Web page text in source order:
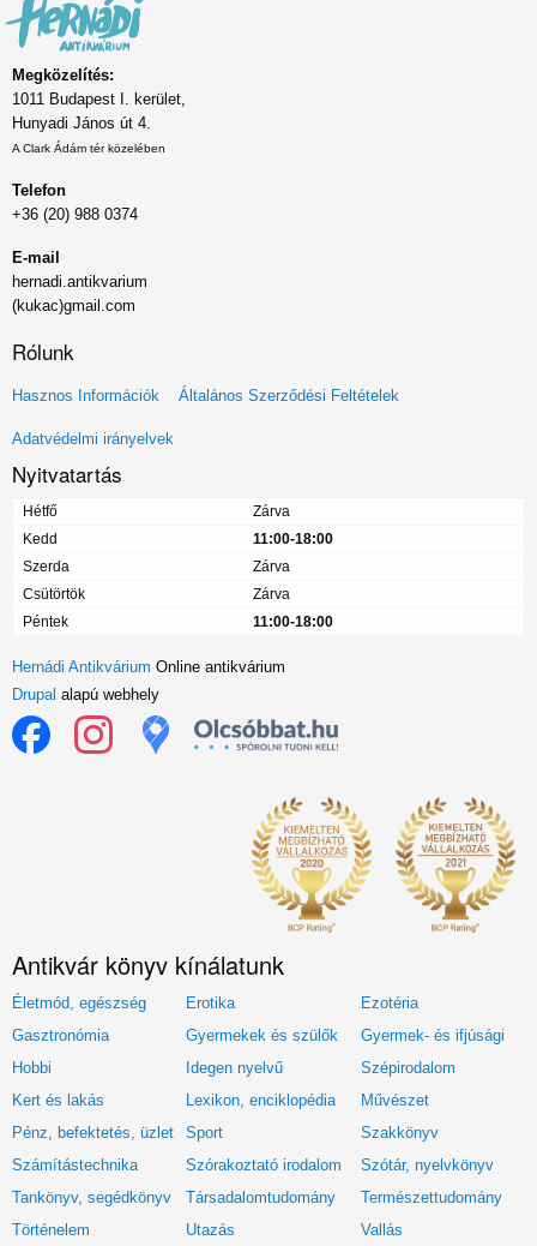
Megközelítés:
1011 Budapest I. kerület,
Hunyadi János út 4.
A Clark Ádám tér közelében
Telefon
+36 (20) 988 0374
E-mail
hernadi.antikvarium
(kukac)gmail.com
Rólunk
Lábléc
menü
Hasznos Információk Általános Szerződési Feltételek
Adatvédelmi irányelvek
Nyitvatartás
Hétfő
Zárva
Kedd
11:00-18:00
Szerda
Zárva
Csütörtök
Zárva
Péntek
11:00-18:00
Hernádi Antikvárium Online antikvárium
Drupal alapú webhely
Antikvár könyv kínálatunk
Életmód, egészség Erotika
Ezotéria
Gasztronómia
Gyermekek és szülők
Gyermek- és ifjúsági
Hobbi
Idegen nyelvű
Szépirodalom
Kert és lakás
Lexikon, enciklopédia
Művészet
Pénz, befektetés, üzlet
Sport
Szakkönyv
Számítástechnika
Szórakoztató irodalom
Szótár, nyelvkönyv
Tankönyv, segédkönyv
Társadalomtudomány
Természettudomány
Történelem
Utazás Vallás